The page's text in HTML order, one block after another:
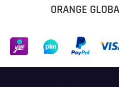
ORANGE